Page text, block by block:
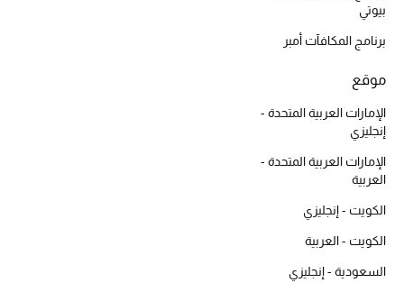
مستحضرات الاستحمام والعناية بالجسم
الصحة والعافية
الجمال في بلوميز
دليل مستلزمات الجمال
بيوتي
برنامج المكافآت أمبر
موقع
الإمارات العربية المتحدة -
إنجليزي
الإمارات العربية المتحدة -
العربية
الكويت - إنجليزي
الكويت - العربية
السعودية - إنجليزي